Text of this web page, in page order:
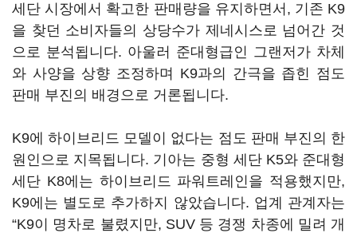
세단 시장에서 확고한 판매량을 유지하면서, 기존 K9
을 찾던 소비자들의 상당수가 제네시스로 넘어간 것
으로 분석됩니다. 아울러 준대형급인 그랜저가 차체
와 사양을 상향 조정하며 K9과의 간극을 좁힌 점도
판매 부진의 배경으로 거론됩니다.
K9에 하이브리드 모델이 없다는 점도 판매 부진의 한
원인으로 지목됩니다. 기아는 중형 세단 K5와 준대형
세단 K8에는 하이브리드 파워트레인을 적용했지만,
K9에는 별도로 추가하지 않았습니다. 업계 관계자는
“K9이 명차로 불렸지만, SUV 등 경쟁 차종에 밀려 개